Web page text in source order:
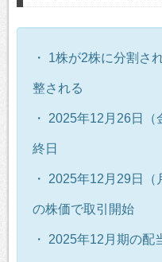
・ 1株が2株に分割さ
整される
・ 2025年12月26日
終日
・ 2025年12月29日
の株価で取引開始
・ 2025年12月期の